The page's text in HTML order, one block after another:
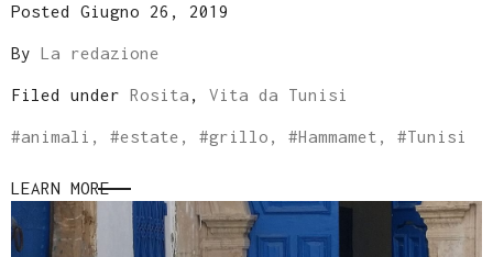
Posted Giugno 26, 2019
By La redazione
Filed under Rosita , Vita da Tunisi
#animali , #estate , #grillo , #Hammamet , #Tunisi
LEARN MORE